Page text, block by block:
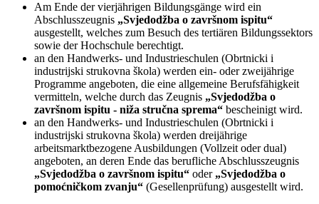
Am Ende der vierjährigen Bildungsgänge wird ein
Abschlusszeugnis „Svjedodžba o završnom ispitu“
ausgestellt, welches zum Besuch des tertiären Bildungssektors
sowie der Hochschule berechtigt.
an den Handwerks- und Industrieschulen (Obrtnicki i
industrijski strukovna škola) werden ein- oder zweijährige
Programme angeboten, die eine allgemeine Berufsfähigkeit
vermitteln, welche durch das Zeugnis „Svjedodžba o
završnom ispitu - niža stručna sprema“ bescheinigt wird.
an den Handwerks- und Industrieschulen (Obrtnicki i
industrijski strukovna škola) werden dreijährige
arbeitsmarktbezogene Ausbildungen (Vollzeit oder dual)
angeboten, an deren Ende das berufliche Abschlusszeugnis
„Svjedodžba o završnom ispitu“ oder„Svjedodžba o
pomoćničkom zvanju“ (Gesellenprüfung) ausgestellt wird.